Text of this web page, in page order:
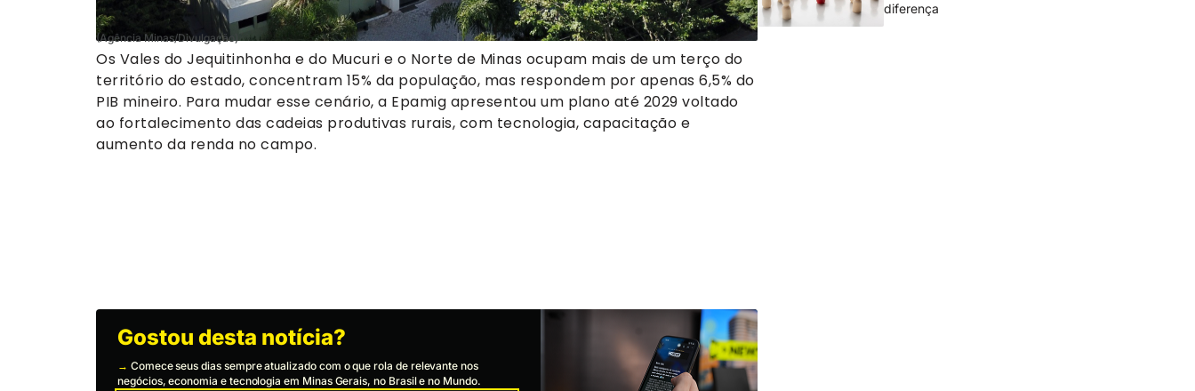
(Agência Minas/Divulgação)
Os Vales do Jequitinhonha e do Mucuri e o Norte de Minas ocupam mais de um terço do
território do estado, concentram 15% da população, mas respondem por apenas 6,5% do
PIB mineiro. Para mudar esse cenário, a Epamig apresentou um plano até 2029 voltado
ao fortalecimento das cadeias produtivas rurais, com tecnologia, capacitação e
aumento da renda no campo.
Gostou desta notícia?
→ Comece seus dias sempre atualizado com o que rola de relevante nos
negócios, economia e tecnologia em Minas Gerais, no Brasil e no Mundo.
diferença